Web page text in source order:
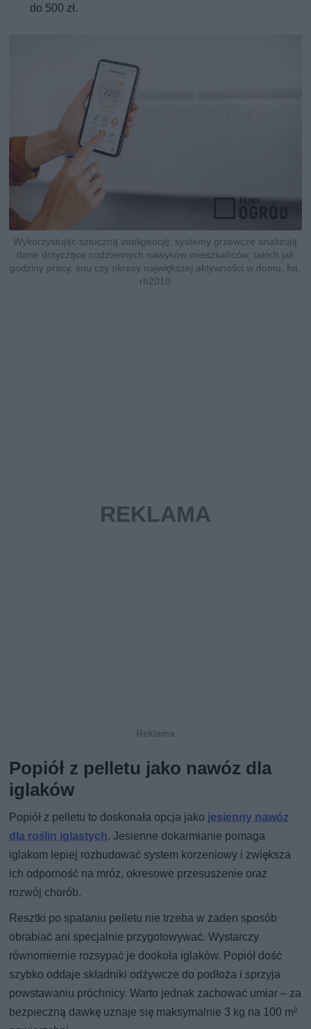
do 500 zł.
Wykorzystując sztuczną inteligencję, systemy grzewcze analizują
dane dotyczące codziennych nawyków mieszkańców, takich jak
godziny pracy, snu czy okresy największej aktywności w domu, fot.
rh2010
Popiół z pelletu jako nawóz dla
iglaków
Popiół z pelletu to doskonała opcja jako jesienny nawóz
dla roślin iglastych. Jesienne dokarmianie pomaga
iglakom lepiej rozbudować system korzeniowy i zwiększa
ich odporność na mróz, okresowe przesuszenie oraz
rozwój chorób.
Resztki po spalaniu pelletu nie trzeba w żaden sposób
obrabiać ani specjalnie przygotowywać. Wystarczy
równomiernie rozsypać je dookoła iglaków. Popiół dość
szybko oddaje składniki odżywcze do podłoża i sprzyja
powstawaniu próchnicy. Warto jednak zachować umiar – za
bezpieczną dawkę uznaje się maksymalnie 3 kg na 100 m²